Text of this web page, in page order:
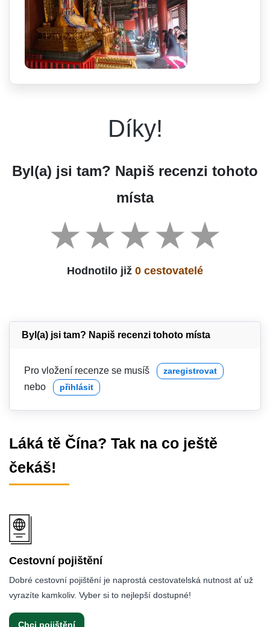
Díky!
Byl(a) jsi tam? Napiš recenzi tohoto
místa
Hodnotilo již 0 cestovatelé
Byl(a) jsi tam? Napiš recenzi tohoto místa
Pro vložení recenze se musíš zaregistrovat
nebo přihlásit
Láká tě Čína? Tak na co ještě
čekáš!
Cestovní pojištění
Dobré cestovní pojištění je naprostá cestovatelská nutnost ať už
vyrazíte kamkoliv. Vyber si to nejlepší dostupné!
Chci pojištění